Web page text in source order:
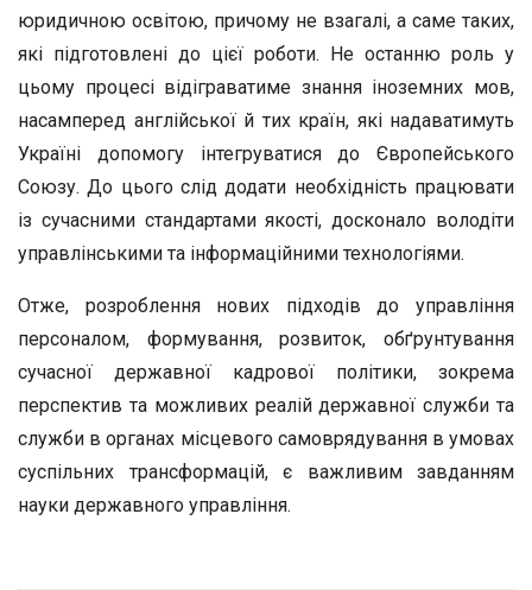
юридичною освітою, причому не взагалі, а саме таких,
які підготовлені до цієї роботи. Не останню роль у
цьому процесі відіграватиме знання іноземних мов,
насамперед англійської й тих країн, які надаватимуть
Україні допомогу інтегруватися до Європейського
Союзу. До цього слід додати необхідність працювати
із сучасними стандартами якості, досконало володіти
управлінськими та інформаційними технологіями.
Отже, розроблення нових підходів до управління
персоналом, формування, розвиток, обґрунтування
сучасної державної кадрової політики, зокрема
перспектив та можливих реалій державної служби та
служби в органах місцевого самоврядування в умовах
суспільних трансформацій, є важливим завданням
науки державного управління.